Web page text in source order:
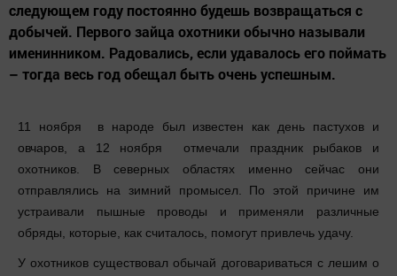
следующем году постоянно будешь возвращаться с
добычей. Первого зайца охотники обычно называли
именинником. Радовались, если удавалось его поймать
– тогда весь год обещал быть очень успешным.
11 ноября в народе был известен как день пастухов и
овчаров, а 12 ноября отмечали праздник рыбаков и
охотников. В северных областях именно сейчас они
отправлялись на зимний промысел. По этой причине им
устраивали пышные проводы и применяли различные
обряды, которые, как считалось, помогут привлечь удачу.
У охотников существовал обычай договариваться с лешим о